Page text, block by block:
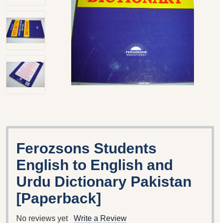
Ferozsons Students
English to English and
Urdu Dictionary Pakistan
[Paperback]
No reviews yet Write a Review